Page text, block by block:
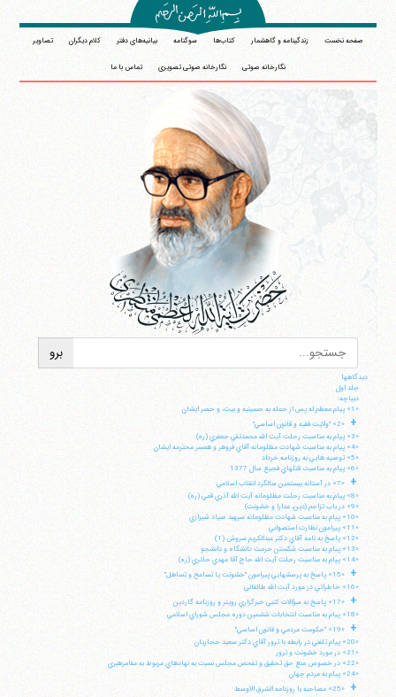
صفحه نخست زندگینامه و گاهشمار کتاب‌ها سوگنامه بیانیه‌های دفتر کلام دیگران تصاویر
نگارخانه صوتی نگارخانه صوتی تصویری تماس با ما
دیدگاهها
جلد اول
ديباچه:
«1» پيام معظم له پس از حمله به حسينيه و بيت، و حصر ايشان
+
«2» "ولايت فقيه و قانون اساسي"
«3» پيام به مناسبت رحلت آيت الله محمدتقي جعفري (ره)
«4» پيام به مناسبت شهادت مظلومانه آقاي فروهر و همسر محترمه ايشان
«5» توصيه هايي به روزنامه خرداد
«6» پيام به مناسبت قتلهاي فجيع سال 1377
+
«7» در آستانه بيستمين سالگرد انقلاب اسلامي
«8» پيام به مناسبت رحلت مظلومانه آيت الله آذري قمي (ره)
«9» در باب تزاحم (دين، مدارا و خشونت)
«10» پيام به مناسبت شهادت مظلومانه سپهبد صياد شيرازي
«11» پيرامون نظارت استصوابي
«12» پاسخ به نامه آقاي دكتر عبدالكريم سروش (1)
«13» پيام به مناسبت شكستن حرمت دانشگاه و دانشجو
«14» پپام به مناسبت رحلت آيت الله حاج آقا مهدي حائري (ره)
+
«15» پاسخ به پرسشهايي پيرامون "خشونت يا تسامح و تساهل"
«16» خاطراتي در مورد آيت الله طالقاني
+
«17» پاسخ به سؤالات كتبي خبرگزاري رويتر و روزنامه گاردين
«18» پيام به مناسبت انتخابات ششمين دوره مجلس شوراي اسلامي
+
«19» "حكومت مردمي و قانون اساسي"
«20» پيام تلفني در رابطه با ترور آقاي دكتر سعيد حجاريان
«21» در مورد خشونت و ترور
«22» در خصوص منع حق تحقيق و تفحص مجلس نسبت به نهادهاي مربوط به مقامرهبري
«24» پيام به مردم جهان
+ «25» مصاحبه با روزنامه الشرق الاوسط